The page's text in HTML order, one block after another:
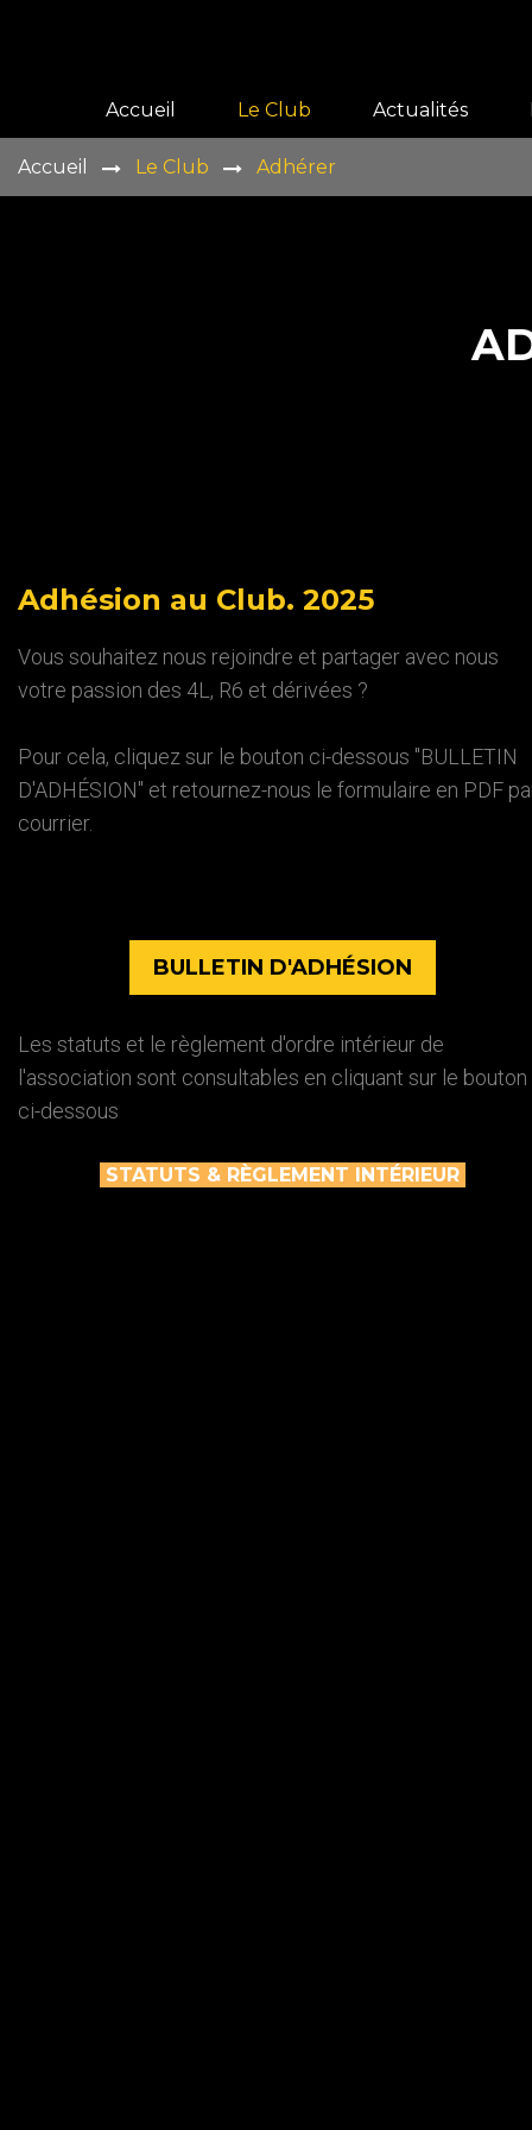
Accueil Le Club Actualités
Accueil Le Club Adhérer
Adhésion au Club. 2025
Vous souhaitez nous rejoindre et partager avec nous
votre passion des 4L, R6 et dérivées ?
Pour cela, cliquez sur le bouton ci-dessous "BULLETIN
D'ADHÉSION" et retournez-nous le formulaire en PDF
courrier.
BULLETIN D'ADHÉSION
Les statuts et le règlement d'ordre intérieur de
l'association sont consultables en cliquant sur le bouton
ci-dessous
STATUTS & RÈGLEMENT INTÉRIEUR